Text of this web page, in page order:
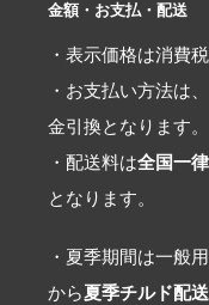
金額・お支払・配送
・表示価格は消費
・お支払い方法は
金引換となります。
・配送料は全国一
となります。
・夏季期間は一般
から夏季チルド配